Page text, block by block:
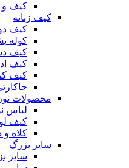
کیف و
کیف زنانه
کیف
کوله
کیف
کیف
کیف
محصولات
لباس
کیف
کلاه
سایز بزرگ
سایز